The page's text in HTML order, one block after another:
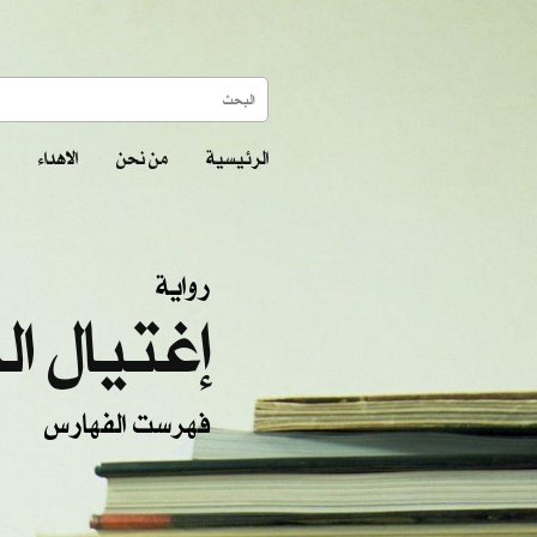
الرئيسية من نحن الاهداء
رواية
إغتيال
فهرست الفهارس